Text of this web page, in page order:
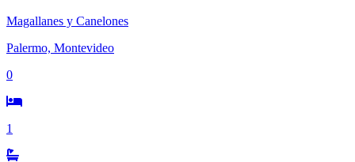
Magallanes y Canelones
Palermo, Montevideo
0
1